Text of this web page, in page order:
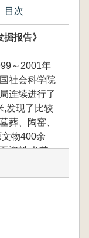
目次
报告》
～2001年
社会科学院
连续进行了
,发现了比较
葬、陶窑、
物400余
资料,尤其
実施され
告書です。